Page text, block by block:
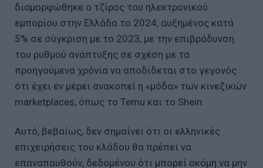
διαμορφώθηκε ο τζίρος του ηλεκτρονικού
εμπορίου στην Ελλάδα το 2024, αυξημένος κατά
5% σε σύγκριση με το 2023, με την επιβράδυνση
του ρυθμού ανάπτυξης σε σχέση με τα
προηγούμενα χρόνια να αποδίδεται στο γεγονός
ότι έχει εν μέρει ανακοπεί η «μόδα» των κινεζικών
marketplaces, όπως το Temu και το Shein.
Αυτό, βεβαίως, δεν σημαίνει ότι οι ελληνικές
επιχειρήσεις του κλάδου θα πρέπει να
επαναπαυθούν, δεδομένου ότι μπορεί ακόμη να μην